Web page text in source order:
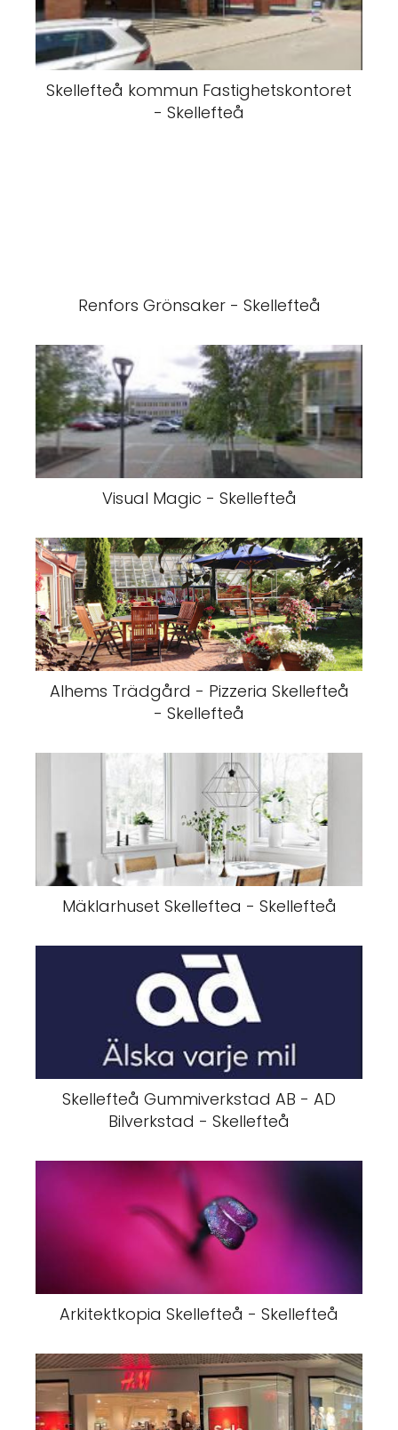
Skellefteå kommun Fastighetskontoret
- Skellefteå
Renfors Grönsaker - Skellefteå
Visual Magic - Skellefteå
Alhems Trädgård - Pizzeria Skellefteå
- Skellefteå
Mäklarhuset Skelleftea - Skellefteå
Skellefteå Gummiverkstad AB - AD
Bilverkstad - Skellefteå
Arkitektkopia Skellefteå - Skellefteå